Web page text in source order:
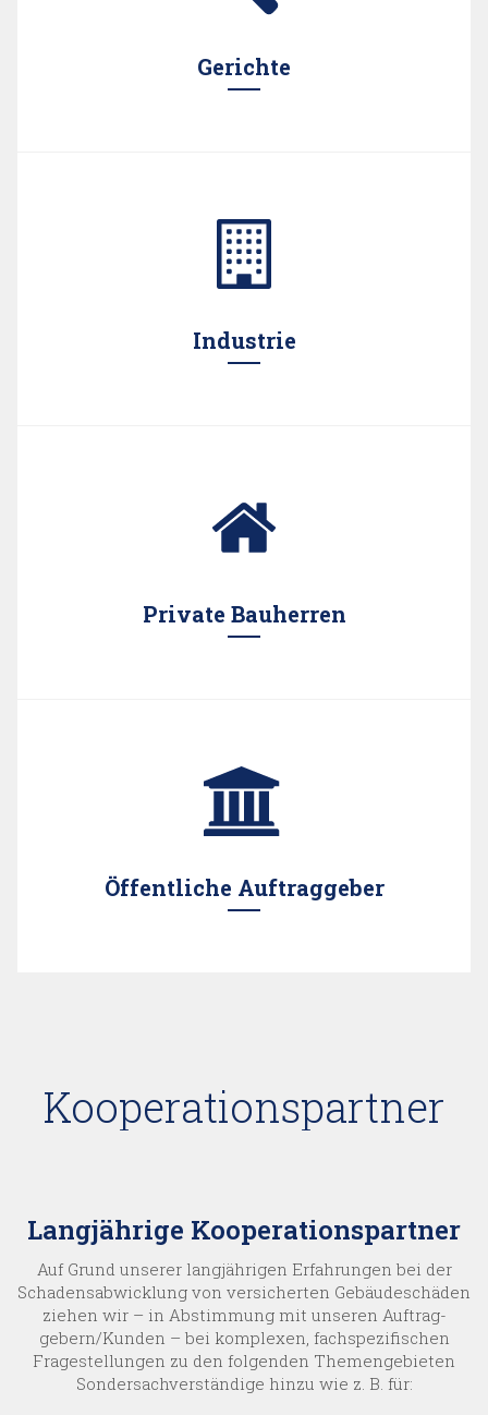
Gerichte
Anspruch.
Industrie
Gutachten.
Private Bauherren
Expertise an.
Öffentliche Auftraggeber
Kooperations­partner
Langjährige Kooperationspartner
Auf Grund unserer lang­jährigen Erfahrungen bei der
Schadens­abwicklung von versicherten Gebäude­schäden
ziehen wir – in Abstimmung mit unseren Auftrag­
gebern/Kunden – bei komplexen, fach­spezi­fischen
Frage­stellungen zu den folgen­den Themen­gebieten
Sonder­sach­verständige hinzu wie z. B. für: